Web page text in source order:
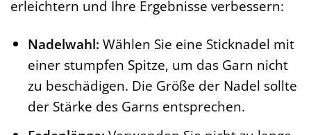
erleichtern und Ihre Ergebnisse verbessern:
Nadelwahl: Wählen Sie eine Sticknadel mit
einer stumpfen Spitze, um das Garn nicht
zu beschädigen. Die Größe der Nadel sollte
der Stärke des Garns entsprechen.